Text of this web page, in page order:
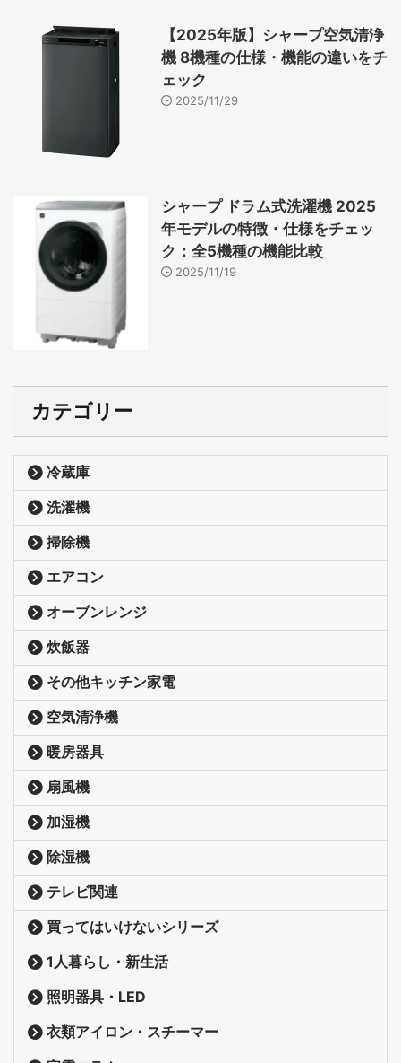
【2025年版】シャープ空気清浄
機 8機種の仕様・機能の違いをチ
ェック
2025/11/29
シャープ ドラム式洗濯機 2025
年モデルの特徴・仕様をチェッ
ク：全5機種の機能比較
2025/11/19
カテゴリー
冷蔵庫
洗濯機
掃除機
エアコン
オーブンレンジ
炊飯器
その他キッチン家電
空気清浄機
暖房器具
扇風機
加湿機
除湿機
テレビ関連
買ってはいけないシリーズ
1人暮らし・新生活
照明器具・LED
衣類アイロン・スチーマー